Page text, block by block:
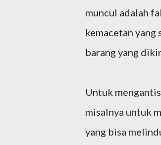
muncul adalah
kemacetan
barang yang
Untuk
misalnya untuk
yang bisa